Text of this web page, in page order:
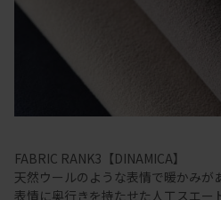
FABRIC RANK3【DINAMICA】
天然ウールのような表情で暖かみが
表情に奥行きを持たせた人工スエー